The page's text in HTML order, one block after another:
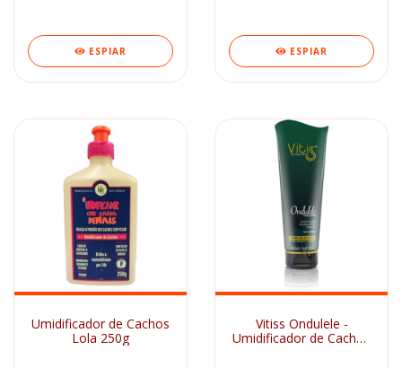
ESPIAR ESPIAR
Umidificador de Cachos
Lola 250g
Vitiss Ondulele -
Umidificador de Cachos